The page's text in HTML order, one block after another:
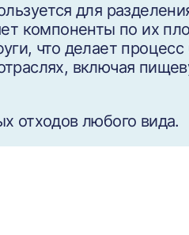
для
компоненты по их
что делает процесс
включая
отходов любого вида.